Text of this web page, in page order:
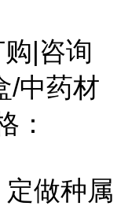
|咨询
/中药材
：
做种属